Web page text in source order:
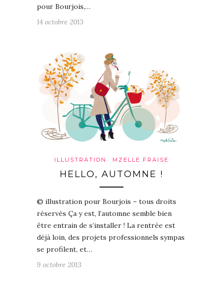
pour Bourjois,…
14 octobre 2013
ILLUSTRATION MZELLE FRAISE
HELLO, AUTOMNE !
© illustration pour Bourjois – tous droits
réservés Ça y est, l’automne semble bien
être entrain de s’installer ! La rentrée est
déjà loin, des projets professionnels sympas
se profilent, et…
9 octobre 2013